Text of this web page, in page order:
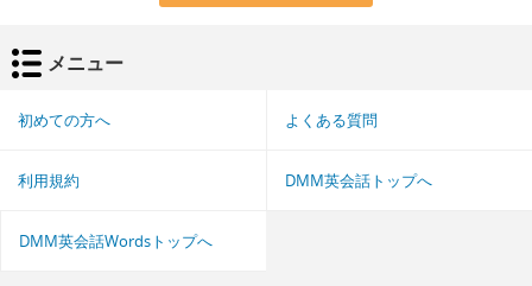
メニュー
初めての方へ よくある質問
利用規約 DMM英会話トップへ
DMM英会話Wordsトップへ